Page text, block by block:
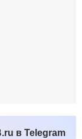
в Telegram